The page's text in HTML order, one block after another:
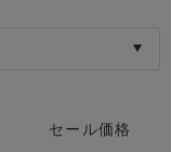
セール価格